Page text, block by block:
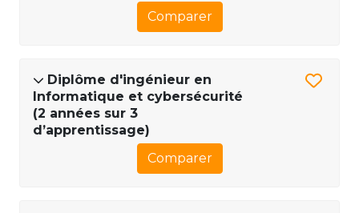
Comparer
Diplôme d'ingénieur en
Informatique et cybersécurité
(2 années sur 3
d’apprentissage)
Comparer